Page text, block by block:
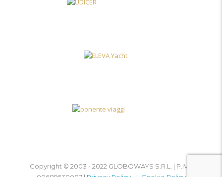
Copyright © 2003 - 2022 GLOBOWAYS S.R.L. | P.IVA